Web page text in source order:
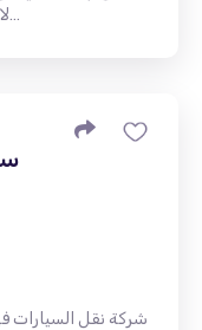
لامرأة مسنة تعاني من الخرف المتقدم الم…
شركة نقل السيارات